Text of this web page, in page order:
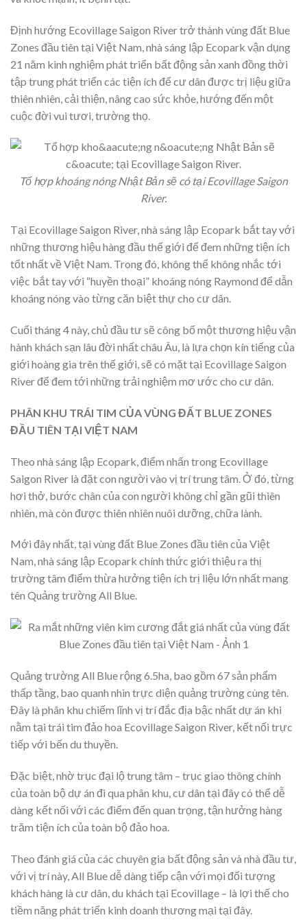
Định hướng Ecovillage Saigon River trở thành vùng đất Blue
Zones đầu tiên tại Việt Nam, nhà sáng lập Ecopark vận dụng
21 năm kinh nghiệm phát triển bất động sản xanh đồng thời
tập trung phát triển các tiện ích để cư dân được trị liệu giữa
thiên nhiên, cải thiện, nâng cao sức khỏe, hướng đến một
cuộc đời vui tươi, trường thọ.
Tổ hợp khoáng nóng Nhật Bản sẽ có tại Ecovillage Saigon
River.
Tại Ecovillage Saigon River, nhà sáng lập Ecopark bắt tay với
những thương hiệu hàng đầu thế giới để đem những tiện ích
tốt nhất về Việt Nam. Trong đó, không thể không nhắc tới
việc bắt tay với “huyền thoại” khoáng nóng Raymond để dẫn
khoáng nóng vào từng căn biệt thự cho cư dân.
Cuối tháng 4 này, chủ đầu tư sẽ công bố một thương hiệu vận
hành khách sạn lâu đời nhất châu Âu, là lựa chọn kín tiếng của
giới hoàng gia trên thế giới, sẽ có mặt tại Ecovillage Saigon
River để đem tới những trải nghiệm mơ ước cho cư dân.
PHÂN KHU TRÁI TIM CỦA VÙNG ĐẤT BLUE ZONES
ĐẦU TIÊN TẠI VIỆT NAM
Theo nhà sáng lập Ecopark, điểm nhấn trong Ecovillage
Saigon River là đặt con người vào vị trí trung tâm. Ở đó, từng
hơi thở, bước chân của con người không chỉ gần gũi thiên
nhiên, mà còn được thiên nhiên nuôi dưỡng, chữa lành.
Mới đây nhất, tại vùng đất Blue Zones đầu tiên của Việt
Nam, nhà sáng lập Ecopark chính thức giới thiệu ra thị
trường tâm điểm thừa hưởng tiện ích trị liệu lớn nhất mang
tên Quảng trường All Blue.
Quảng trường All Blue rộng 6.5ha, bao gồm 67 sản phẩm
thấp tầng, bao quanh nhìn trực diện quảng trường cùng tên.
Đây là phân khu chiếm lĩnh vị trí đắc địa bậc nhất dự án khi
nằm tại trái tim đảo hoa Ecovillage Saigon River, kết nối trực
tiếp với bến du thuyền.
Đặc biệt, nhờ trục đại lộ trung tâm – trục giao thông chính
của toàn bộ dự án đi qua phân khu, cư dân tại đây có thể dễ
dàng kết nối với các điểm đến quan trọng, tận hưởng hàng
trăm tiện ích của toàn bộ đảo hoa.
Theo đánh giá của các chuyên gia bất động sản và nhà đầu tư,
với vị trí này, All Blue dễ dàng tiếp cận với mọi đối tượng
khách hàng là cư dân, du khách tại Ecovillage – là lợi thế cho
tiềm năng phát triển kinh doanh thương mại tại đây.